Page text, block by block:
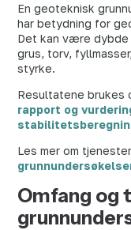
En geoteknisk
har betydning for
Det kan være dybde
grus, torv,
styrke.
Resultatene brukes
rapport og
Les mer om
Omfang og